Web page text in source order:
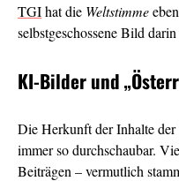
TGIhat die Weltstimme
selbstgeschossene Bild
KI-Bilder und
Die Herkunft der Inhalte der
immer so durchschaubar.
Beiträgen – vermutlich